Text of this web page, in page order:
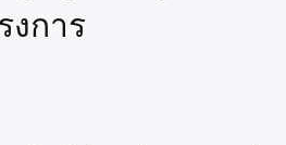
งการ